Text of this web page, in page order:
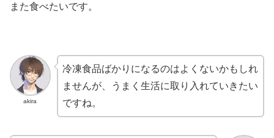
また食べたいです。
akira
冷凍食品ばかりになるのはよくないかもしれ
ませんが、うまく生活に取り入れていきたい
ですね。